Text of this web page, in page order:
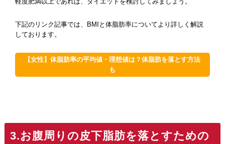
下記のリンク記事では、BMIと体脂肪率についてより詳しく解説
しております。
【女性】体脂肪率の平均値・理想値は？体脂肪を落とす方法
も
3.お腹周りの皮下脂肪を落とすための